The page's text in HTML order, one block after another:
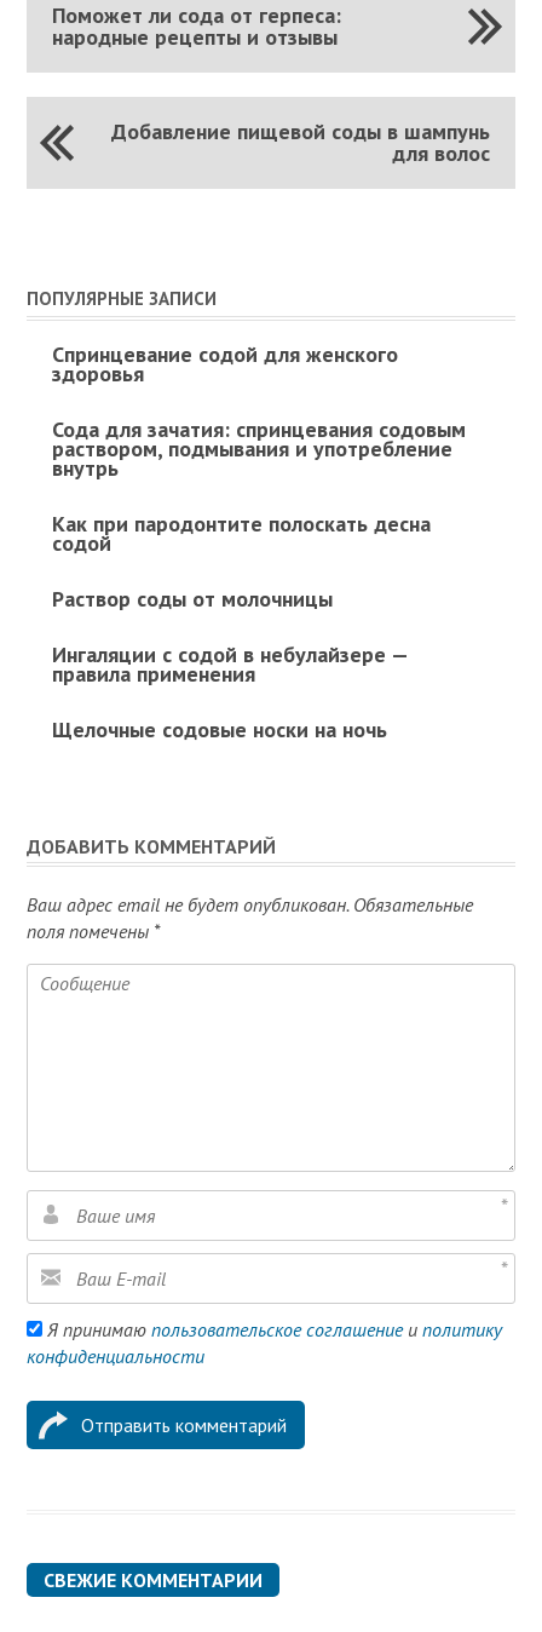
Поможет ли сода от герпеса:
народные рецепты и отзывы
Добавление пищевой соды в шампунь
для волос
ПОПУЛЯРНЫЕ ЗАПИСИ
Спринцевание содой для женского
здоровья
Сода для зачатия: спринцевания содовым
раствором, подмывания и употребление
внутрь
Как при пародонтите полоскать десна
содой
Раствор соды от молочницы
Ингаляции с содой в небулайзере —
правила применения
Щелочные содовые носки на ночь
ДОБАВИТЬ КОММЕНТАРИЙ
Ваш адрес email не будет опубликован. Обязательные
поля помечены *
Я принимаюпользовательское соглашениеиполитику
конфиденциальности
СВЕЖИЕ КОММЕНТАРИИ